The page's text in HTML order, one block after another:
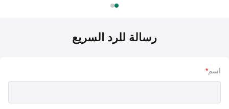
رسالة للرد السريع
اسم*